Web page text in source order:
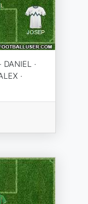
DANIEL ·
·